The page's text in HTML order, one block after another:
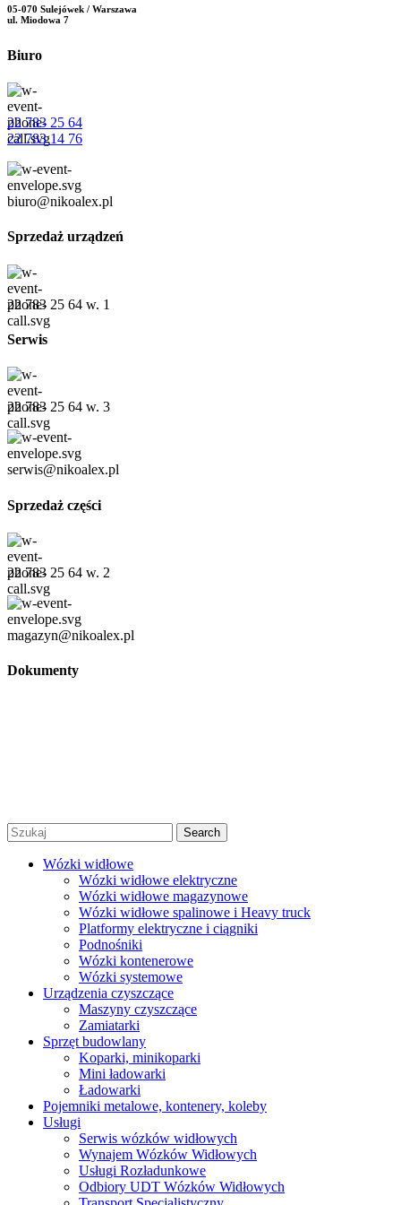
05-070 Sulejówek / Warszawa
ul. Miodowa 7
Biuro
22 783 25 64
22 783 14 76
biuro@nikoalex.pl
Sprzedaż urządzeń
22 783 25 64 w. 1
Serwis
22 783 25 64 w. 3
serwis@nikoalex.pl
Sprzedaż części
22 783 25 64 w. 2
magazyn@nikoalex.pl
Dokumenty
Search
Wózki widłowe
Wózki widłowe elektryczne
Wózki widłowe magazynowe
Wózki widłowe spalinowe i Heavy truck
Platformy elektryczne i ciągniki
Podnośniki
Wózki kontenerowe
Wózki systemowe
Urządzenia czyszczące
Maszyny czyszczące
Zamiatarki
Sprzęt budowlany
Koparki, minikoparki
Mini ładowarki
Ładowarki
Pojemniki metalowe, kontenery, koleby
Usługi
Serwis wózków widłowych
Wynajem Wózków Widłowych
Usługi Rozładunkowe
Odbiory UDT Wózków Widłowych